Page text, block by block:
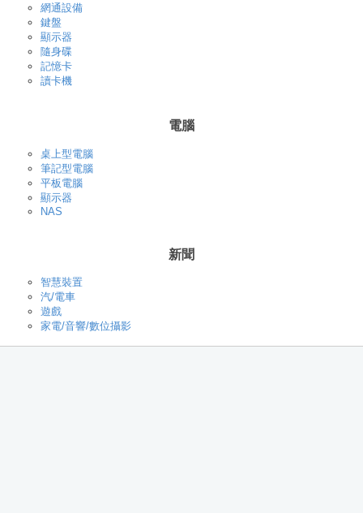
網通設備
鍵盤
顯示器
隨身碟
記憶卡
讀卡機
電腦
桌上型電腦
筆記型電腦
平板電腦
顯示器
NAS
新聞
智慧裝置
汽/電車
遊戲
家電/音響/數位攝影